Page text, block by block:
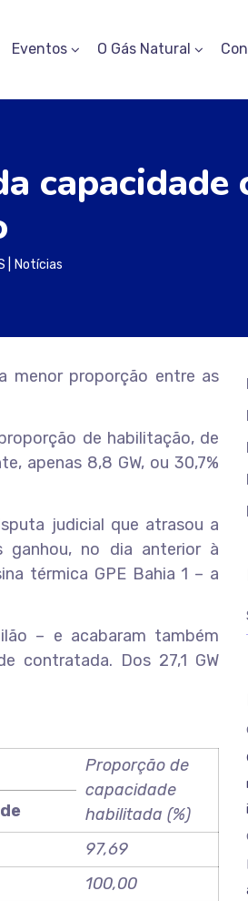
Eventos O Gás Natural
capacidade
Notícias
menor proporção entre as
de habilitação, de
apenas 8,8 GW, ou 30,7%
judicial que atrasou a
ganhou, no dia anterior à
térmica GPE Bahia 1 – a
– e acabaram também
contratada. Dos 27,1 GW
Proporção de
capacidade
habilitada (%)
97,69
100,00